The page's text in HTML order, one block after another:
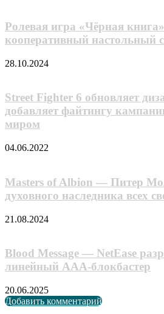
Ролевая игра «Чёрная
кооперативный настольный
28.10.2024
Street Fighter 6 обновляет
добавляет файтингу
миром
04.06.2022
Masters of Albion — Питер
духовного наследника всех
21.08.2024
Blood Message — NetEase
линейный AAA-блокбастер
20.06.2025
Добавить комментарий